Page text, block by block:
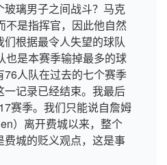
璃男子之间战斗？马克
不是指挥官，因此他自然
根据最令人失望的球队
也是本赛季输掉最多的球
人队在过去的七个赛季
记录已经结束。我最后
赛季。我们只能说自詹姆
）离开费城以来，整个
城的贬义观点，这是事